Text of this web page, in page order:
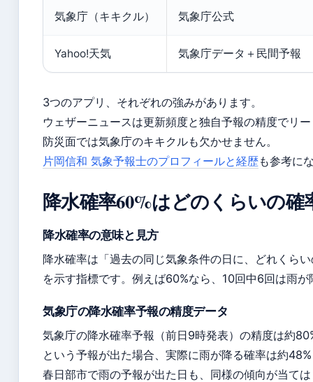
気象庁（キキクル） 気象庁公式
Yahoo!天気 気象庁データ＋民間予報
3つのアプリ、それぞれの強みがあります。
ウェザーニュースは更新頻度と独自予報の精度でリ
防災面では気象庁のキキクルも欠かせません。
片岡信和 気象予報士のプロフィールと経歴も参考に
降水確率60%はどのくらいの確
降水確率の意味と見方
降水確率は「過去の同じ気象条件の日に、どれくら
を示す指標です。例えば60%なら、10回中6回は雨
気象庁の降水確率予報の精度データ
気象庁の降水確率予報（前日9時発表）の精度は約
という予報が出た場合、実際に雨が降る確率は約
春日部市で雨の予報が出た日も、同様の傾向が当て